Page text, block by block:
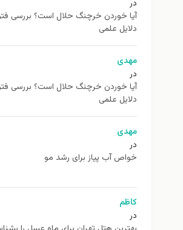
در
آیا خوردن خرچنگ حلال است؟ بررسی
دلایل علمی
مهدی
در
آیا خوردن خرچنگ حلال است؟ بررسی
دلایل علمی
مهدی
در
خواص آب پیاز برای رشد مو
کاظم
در